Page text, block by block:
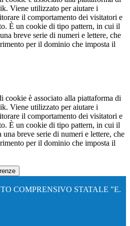
Viene utilizzato per aiutare i
il comportamento dei visitatori e
È un cookie di tipo pattern, in cui il
breve serie di numeri e lettere, che
per il dominio che imposta il
cookie è associato alla piattaforma di
Viene utilizzato per aiutare i
il comportamento dei visitatori e
È un cookie di tipo pattern, in cui il
una breve serie di numeri e lettere, che
per il dominio che imposta il
COMPRENSIVO STATALE "E.